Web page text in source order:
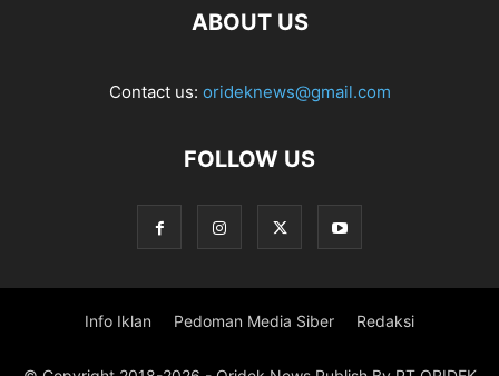
ABOUT US
Contact us: orideknews@gmail.com
FOLLOW US
Info Iklan Pedoman Media Siber Redaksi